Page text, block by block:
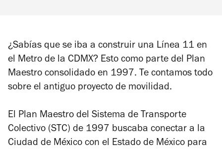
¿Sabías que se iba a construir una Línea 11 en
el Metro de la CDMX? Esto como parte del Plan
Maestro consolidado en 1997. Te contamos todo
sobre el antiguo proyecto de movilidad.
El Plan Maestro del Sistema de Transporte
Colectivo (STC) de 1997 buscaba conectar a la
Ciudad de México con el Estado de México para